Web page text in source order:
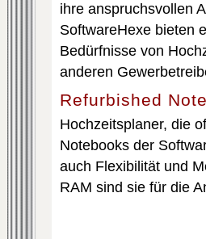
ihre anspruchsvollen
SoftwareHexe bieten
Bedürfnisse von
anderen
Refurbished
Hochzeitsplaner, die
Notebooks der
auch Flexibilität und
RAM sind sie für die